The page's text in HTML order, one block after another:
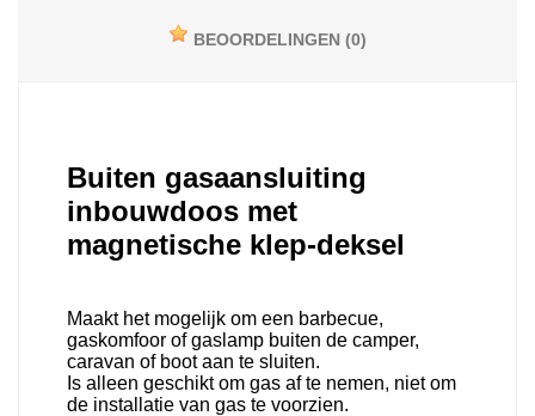
BEOORDELINGEN (0)
Buiten gasaansluiting
inbouwdoos met
magnetische klep-deksel
Maakt het mogelijk om een barbecue,
gaskomfoor of gaslamp buiten de camper,
caravan of boot aan te sluiten.
Is alleen geschikt om gas af te nemen, niet om
de installatie van gas te voorzien.